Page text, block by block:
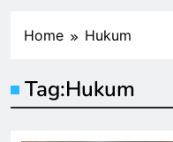
Home Hukum
Tag:Hukum